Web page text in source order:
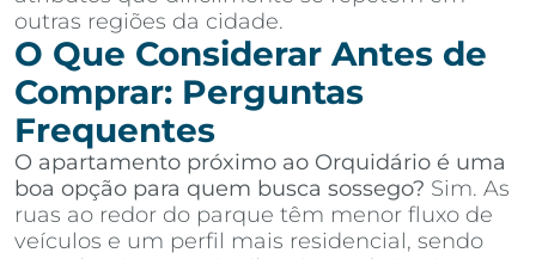
outras regiões da cidade.
O Que Considerar Antes de
Comprar: Perguntas
Frequentes
O apartamento próximo ao Orquidário é uma
boa opção para quem busca sossego? Sim. As
ruas ao redor do parque têm menor fluxo de
veículos e um perfil mais residencial, sendo